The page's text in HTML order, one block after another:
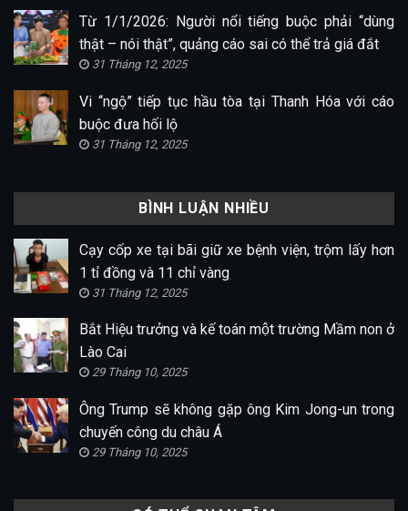
Từ 1/1/2026: Người nổi tiếng buộc phải “dùng
thật – nói thật”, quảng cáo sai có thể trả giá đắt
31 Tháng 12, 2025
Vi “ngộ” tiếp tục hầu tòa tại Thanh Hóa với cáo
buộc đưa hối lộ
31 Tháng 12, 2025
BÌNH LUẬN NHIỀU
Cạy cốp xe tại bãi giữ xe bệnh viện, trộm lấy hơn
1 tỉ đồng và 11 chỉ vàng
31 Tháng 12, 2025
Bắt Hiệu trưởng và kế toán một trường Mầm non ở
Lào Cai
29 Tháng 10, 2025
Ông Trump sẽ không gặp ông Kim Jong-un trong
chuyến công du châu Á
29 Tháng 10, 2025